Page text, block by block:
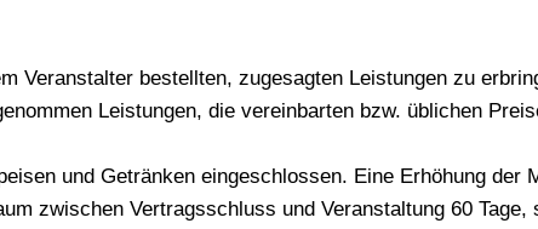
Veranstalter bestellten, zugesagten Leistungen zu
Leistungen, die vereinbarten bzw. üblichen
und Getränken eingeschlossen. Eine Erhöhung der
zwischen Vertragsschluss und Veranstaltung 60 Tage,